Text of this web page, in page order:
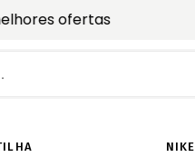
exclusivos
NIKE